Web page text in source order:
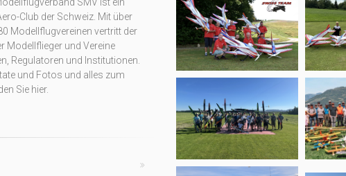
Club der Schweiz. Mit über
Modellflugvereinen vertritt der
Modellflieger und Vereine
Regulatoren und Institutionen.
und Fotos und alles zum
Sie hier.